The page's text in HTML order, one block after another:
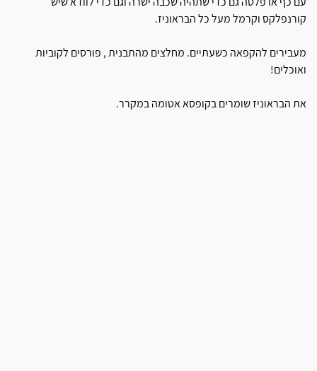
קורנפלקס וקרמל מעל כל הבראוניז.
מעבירים להקפאה כשעתיים. מחלצים מהתבנית , פורסים לקוביות
ואוכלים!
את הבראוניז שומרים בקופסא אטומה במקרר.